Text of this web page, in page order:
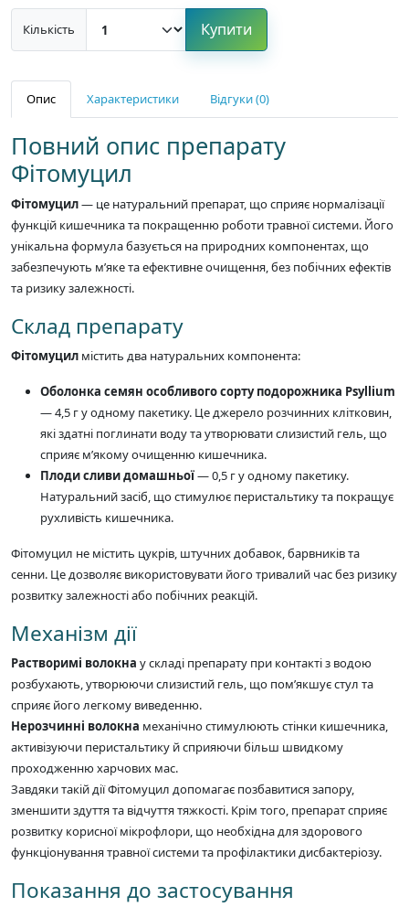
Кількість Купити
Опис Характеристики Відгуки (0)
Повний опис препарату
Фітомуцил
Фітомуцил— це натуральний препарат, що сприяє нормалізації
функцій кишечника та покращенню роботи травної системи. Його
унікальна формула базується на природних компонентах, що
забезпечують м’яке та ефективне очищення, без побічних ефектів
та ризику залежності.
Склад препарату
Фітомуцил містить два натуральних компонента:
Оболонка семян особливого сорту подорожника Psyllium
— 4,5 г у одному пакетику. Це джерело розчинних клітковин,
які здатні поглинати воду та утворювати слизистий гель, що
сприяє м’якому очищенню кишечника.
Плоди сливи домашньої— 0,5 г у одному пакетику.
Натуральний засіб, що стимулює перистальтику та покращує
рухливість кишечника.
Фітомуцил не містить цукрів, штучних добавок, барвників та
сенни. Це дозволяє використовувати його тривалий час без ризику
розвитку залежності або побічних реакцій.
Механізм дії
Растворимі волокна у складі препарату при контакті з водою
розбухають, утворюючи слизистий гель, що пом’якшує стул та
сприяє його легкому виведенню.
Нерозчинні волокна механічно стимулюють стінки кишечника,
активізуючи перистальтику й сприяючи більш швидкому
проходженню харчових мас.
Завдяки такій дії Фітомуцил допомагає позбавитися запору,
зменшити здуття та відчуття тяжкості. Крім того, препарат сприяє
розвитку корисної мікрофлори, що необхідна для здорового
функціонування травної системи та профілактики дисбактеріозу.
Показання до застосування